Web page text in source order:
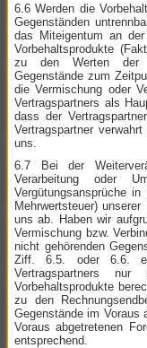
6.6 Werden die
Gegenständen
das Miteigentum an
Vorbehaltsprodukte
zu den Werten der
Gegenstände zum
die Vermischung oder
Vertragspartners als
dass der
Vertragspartner
uns.
6.7 Bei der
Verarbeitung oder
Vergütungsansprüche
Mehrwertsteuer)
uns ab. Haben wir
Vermischung bzw.
nicht gehörenden
Ziff. 6.5. oder 6.6.
Vertragspartners
Vorbehaltsprodukte
zu den
Gegenstände im Voraus
Voraus abgetretenen
entsprechend.